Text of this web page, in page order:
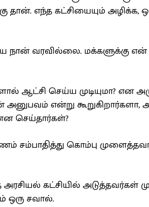
தான். எந்த கட்சியையும் அழிக்க,
நான் வரவில்லை. மக்களுக்கு
ஆட்சி செய்ய முடியுமா? என
என்று
செய்தார்கள்?
சம்பாதித்து கொம்பு
கட்சியில் அடுத்தவர்கள்
ஒரு சவால்.